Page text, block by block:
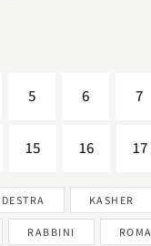
5 6 7
15 16 17
DESTRA KASHER
RABBINI ROMA